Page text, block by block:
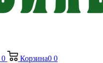
0 Корзина0 0